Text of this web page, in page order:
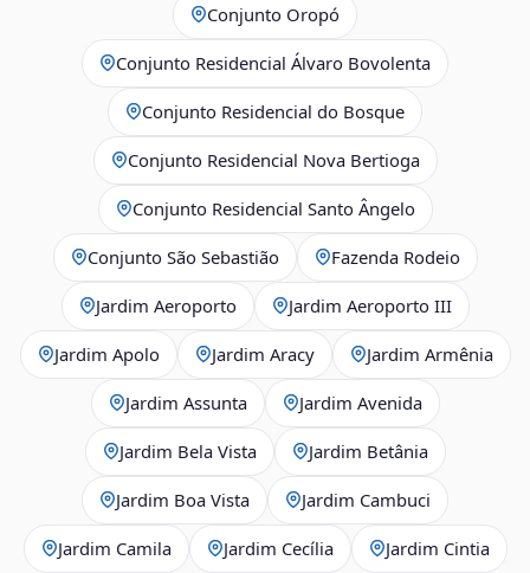
Conjunto Oropó
Conjunto Residencial Álvaro Bovolenta
Conjunto Residencial do Bosque
Conjunto Residencial Nova Bertioga
Conjunto Residencial Santo Ângelo
Conjunto São Sebastião Fazenda Rodeio
Jardim Aeroporto Jardim Aeroporto III
Jardim Apolo Jardim Aracy Jardim Armênia
Jardim Assunta Jardim Avenida
Jardim Bela Vista Jardim Betânia
Jardim Boa Vista Jardim Cambuci
Jardim Camila Jardim Cecília Jardim Cintia